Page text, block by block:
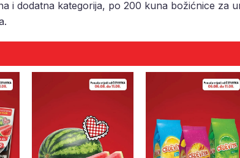
i dodatna kategorija, po 200 kuna božićnice za